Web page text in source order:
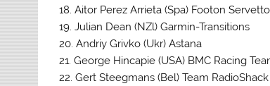
18. Aitor Perez Arrieta (Spa) Footon Servetto
19. Julian Dean (NZl) Garmin-Transitions
20. Andriy Grivko (Ukr) Astana
21. George Hincapie (USA) BMC Racing
22. Gert Steegmans (Bel) Team RadioShack